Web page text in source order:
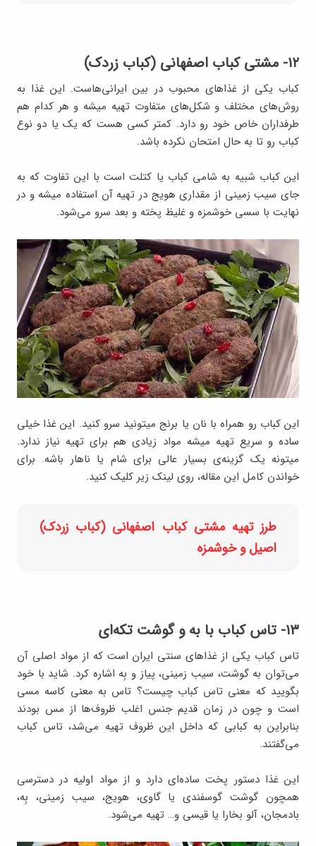
۱۲- مشتی کباب اصفهانی (کباب زردک)
کباب یکی از غذاهای محبوب در بین ایرانی‌‎هاست. این غذا به
روش‌های مختلف و شکل‌های متفاوت تهیه میشه و هر کدام هم
طرفداران خاص خود رو دارد. کمتر کسی هست که یک یا دو نوع
کباب رو تا به حال امتحان نکرده باشد.
این کباب شبیه به شامی کباب یا کتلت است با این تفاوت که به
جای سیب زمینی از مقداری هویج در تهیه آن استفاده میشه و در
نهایت با سسی خوشمزه و غلیظ پخته و بعد سرو می‌شود.
این کباب رو همراه با نان یا برنج میتونید سرو کنید. این غذا خیلی
ساده و سریع تهیه میشه مواد زیادی هم برای تهیه نیاز ندارد.
میتونه یک گزینه‌ی بسیار عالی برای شام یا ناهار باشه. برای
خواندن کامل این مقاله، روی لینک زیر کلیک کنید.
طرز تهیه مشتی کباب اصفهانی (کباب زردک)
اصیل و خوشمزه
۱۳- تاس کباب با به و گوشت تکه‌ای
تاس کباب یکی از غذاهای سنتی ایران است که از مواد اصلی آن
می‌توان به گوشت، سیب‌ زمینی، پیاز و بِه اشاره کرد. شاید با خود
بگویید که معنی تاس کباب چیست؟ تاس به معنی کاسه مسی
است و چون در زمان قدیم جنس اغلب ظروف‌ها از مس بودند
بنابراین به کبابی که داخل این ظروف تهیه می‌شد، تاس کباب
می‌گفتند.
این غذا دستور پخت ساده‌ای دارد و از مواد اولیه در دسترسی
همچون گوشت گوسفندی یا گاوی، هویج، سیب زمینی، بِه،
بادمجان، آلو بخارا یا قیسی و… تهیه می‌شود.